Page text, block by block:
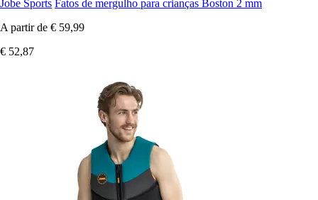
Jobe Sports Fatos de mergulho para crianças Boston 2 mm
A partir de € 59,99
€ 52,87